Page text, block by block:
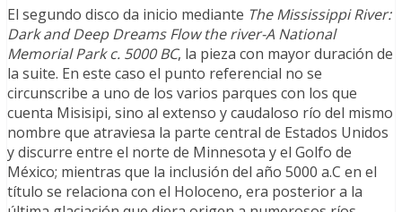
El segundo disco da inicio mediante The Mississippi River:
Dark and Deep Dreams Flow the river-A National
Memorial Park c. 5000 BC, la pieza con mayor duración de
la suite. En este caso el punto referencial no se
circunscribe a uno de los varios parques con los que
cuenta Misisipi, sino al extenso y caudaloso río del mismo
nombre que atraviesa la parte central de Estados Unidos
y discurre entre el norte de Minnesota y el Golfo de
México; mientras que la inclusión del año 5000 a.C en el
título se relaciona con el Holoceno, era posterior a la